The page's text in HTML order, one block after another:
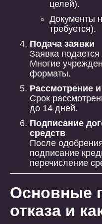
целей).
Документы
требуется).
Подача заявки
Заявка
Многие
форматы.
Рассмотрение
Срок
до 14 дней.
Подписание
средств
После
подписание
перечисление
Основные
отказа и